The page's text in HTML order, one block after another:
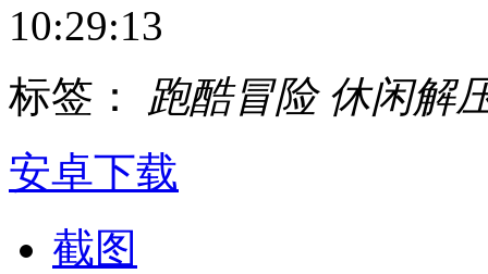
10:29:13
标签： 跑酷冒险 休闲解
安卓下载
截图